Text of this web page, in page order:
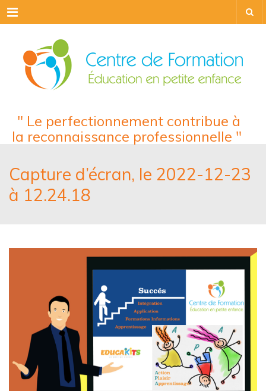
Menu
" Le perfectionnement contribue à
la reconnaissance professionnelle "
Capture d’écran, le 2022-12-23
à 12.24.18